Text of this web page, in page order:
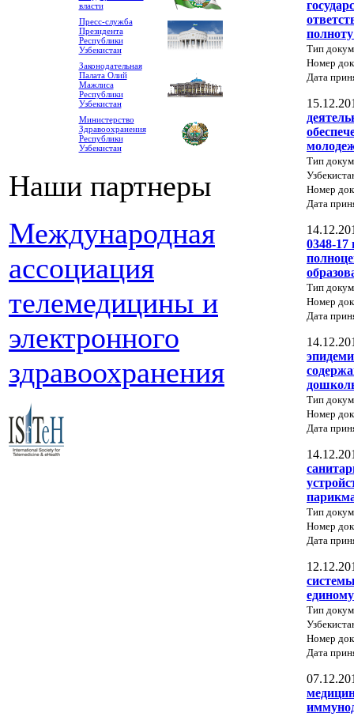
власти
Пресс-служба
Президента
Республики
Узбекистан
Законодательная
Палата Олий
Мажлиса
Республики
Узбекистан
Министерство
Здравоохранения
Республики
Узбекистан
Наши партнеры
Международная
ассоциация
телемедицины и
электронного
здравоохранения
Тип
Номер
Дата
Тип
Номер
Дата
0348-17
Тип
Номер
Дата
Тип
Номер
Дата
Тип
Номер
Дата
Тип
Номер
Дата